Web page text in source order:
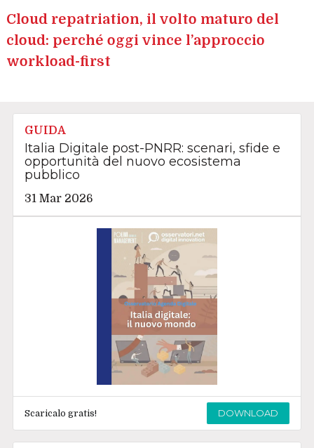
Cloud repatriation, il volto maturo del
cloud: perché oggi vince l’approccio
workload-first
GUIDA
Italia Digitale post-PNRR: scenari, sfide e
opportunità del nuovo ecosistema
pubblico
31 Mar 2026
Scaricalo gratis! DOWNLOAD